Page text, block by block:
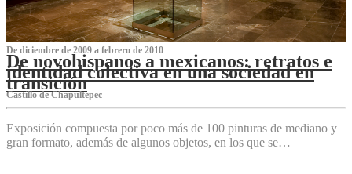
De diciembre de 2009 a febrero de 2010
De novohispanos a mexicanos: retratos e
identidad colectiva en una sociedad en
transición
Castillo de Chapultepec
Exposición compuesta por poco más de 100 pinturas de mediano y
gran formato, además de algunos objetos, en los que se…